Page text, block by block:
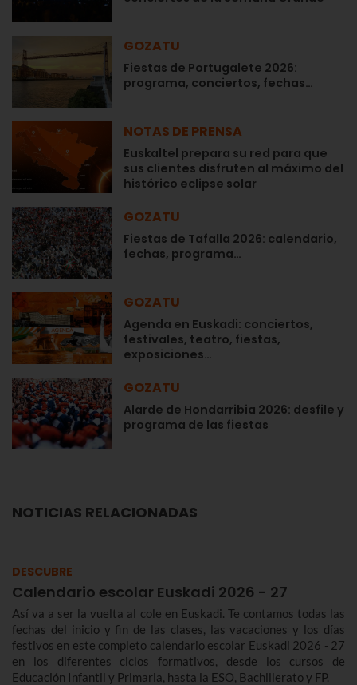
GOZATU
Fiestas de Portugalete 2026:
programa, conciertos, fechas…
NOTAS DE PRENSA
Euskaltel prepara su red para que
sus clientes disfruten al máximo del
histórico eclipse solar
GOZATU
Fiestas de Tafalla 2026: calendario,
fechas, programa…
GOZATU
Agenda en Euskadi: conciertos,
festivales, teatro, fiestas,
exposiciones…
GOZATU
Alarde de Hondarribia 2026: desfile y
programa de las fiestas
NOTICIAS RELACIONADAS
DESCUBRE
Calendario escolar Euskadi 2026 - 27
Así va a ser la vuelta al cole en Euskadi. Te contamos todas las
fechas del inicio y fin de las clases, las vacaciones y los días
festivos en este completo calendario escolar Euskadi 2026 - 27
en los diferentes ciclos formativos, desde los cursos de
Educación Infantil y Primaria, hasta la ESO, Bachillerato y FP.